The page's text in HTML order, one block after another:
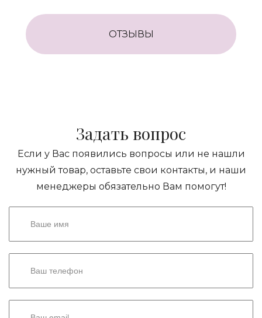
ОТЗЫВЫ
Задать вопрос
Если у Вас появились вопросы или не нашли
нужный товар, оставьте свои контакты, и наши
менеджеры обязательно Вам помогут!